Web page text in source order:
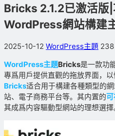
Bricks 2.1.2已激活版
WordPress網站構建
2025-10-12 WordPress主題 238
WordPress主題Bricks是一款功
專爲用戶提供直觀的拖放界面，以
Bricks适合用于構建各種類型的
站、電子商務平台等。其内置的
其成爲内容驅動型網站的理想選擇